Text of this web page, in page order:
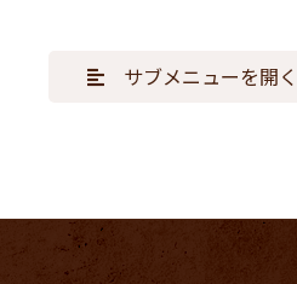
サブメニューを開く